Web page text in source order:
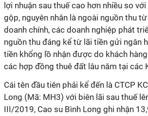
lợi nhuận sau thuế cao hơn nhiều so
gộp, nguyên nhân là ngoài nguồn thu
doanh chính, các doanh nghiệp phát
nguồn thu đáng kể từ lãi tiền gửi ngân
tiền khổng lồ nhận được do khách
các hợp đồng thuê đất lâu năm tại các
Cái tên đầu tiên phải kể đến là CTCP
Long (Mã: MH3) với biên lãi sau thuế
III/2019, Cao su Bình Long ghi nhận